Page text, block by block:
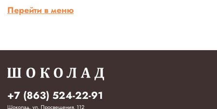
Перейти в меню
+7 (863) 524-22-91
Шоколад, ул. Просвещения, 112